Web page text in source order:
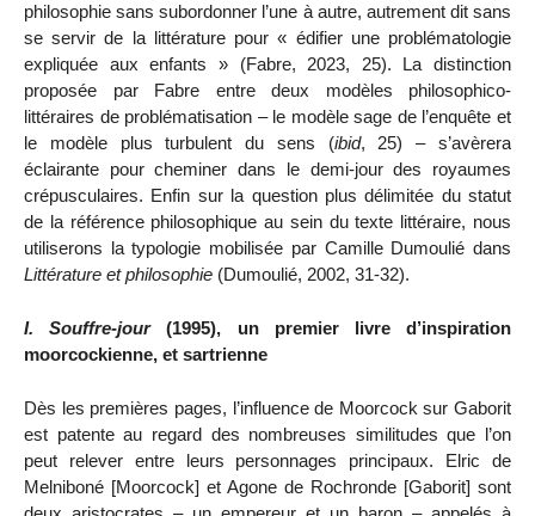
philosophie sans subordonner l’une à autre, autrement dit sans
se servir de la littérature pour « édifier une problématologie
expliquée aux enfants » (Fabre, 2023, 25). La distinction
proposée par Fabre entre deux modèles philosophico-
littéraires de problématisation – le modèle sage de l’enquête et
le modèle plus turbulent du sens (ibid, 25) – s’avèrera
éclairante pour cheminer dans le demi-jour des royaumes
crépusculaires. Enfin sur la question plus délimitée du statut
de la référence philosophique au sein du texte littéraire, nous
utiliserons la typologie mobilisée par Camille Dumoulié dans
Littérature et philosophie (Dumoulié, 2002, 31-32).
I.Souffre-jour(1995),
un premier livre d’inspiration
moorcockienne, et sartrienne
Dès les premières pages, l’influence de Moorcock sur Gaborit
est patente au regard des nombreuses similitudes que l’on
peut relever entre leurs personnages principaux. Elric de
Melniboné [Moorcock] et Agone de Rochronde [Gaborit] sont